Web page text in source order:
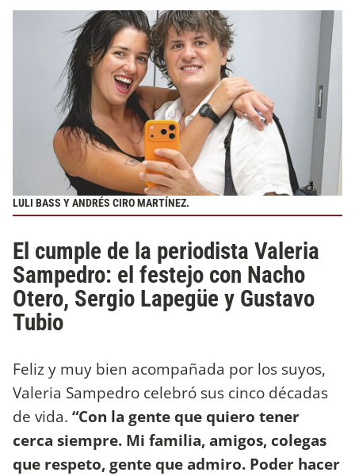
LULI BASS Y ANDRÉS CIRO MARTÍNEZ.
El cumple de la periodista Valeria
Sampedro: el festejo con Nacho
Otero, Sergio Lapegüe y Gustavo
Tubio
Feliz y muy bien acompañada por los suyos,
Valeria Sampedro celebró sus cinco décadas
de vida. “Con la gente que quiero tener
cerca siempre. Mi familia, amigos, colegas
que respeto, gente que admiro. Poder hacer